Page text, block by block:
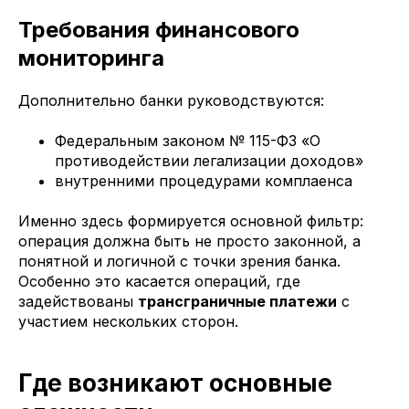
Требования финансового
мониторинга
Дополнительно банки руководствуются:
Федеральным законом № 115-ФЗ «О
противодействии легализации доходов»
внутренними процедурами комплаенса
Именно здесь формируется основной фильтр:
операция должна быть не просто законной, а
понятной и логичной с точки зрения банка.
Особенно это касается операций, где
задействованы трансграничные платежи с
участием нескольких сторон.
Где возникают основные